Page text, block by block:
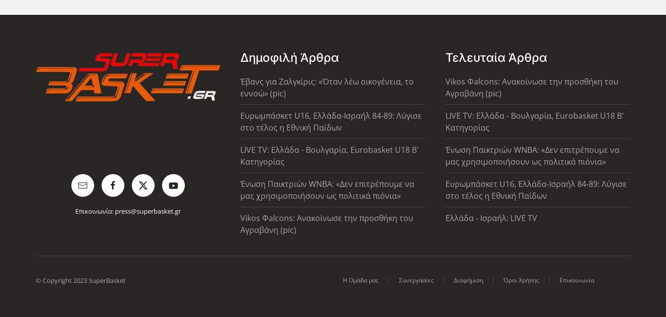
Επικοινωνία: press@superbasket.gr
Δημοφιλή Άρθρα
Έβανς για Ζαλγκίρις: «Όταν λέω οικογένεια, το
εννοώ» (pic)
Ευρωμπάσκετ U16, Ελλάδα-Ισραήλ 84-89: Λύγισε
στο τέλος η Εθνική Παίδων
LIVE TV: Ελλάδα - Βουλγαρία, Eurobasket U18 Β'
Κατηγορίας
Ένωση Παικτριών WNBA: «Δεν επιτρέπουμε να
μας χρησιμοποιήσουν ως πολιτικά πιόνια»
Vikos Φalcons: Ανακοίνωσε την προσθήκη του
Αγραβάνη (pic)
Τελευταία Άρθρα
Vikos Φalcons: Ανακοίνωσε την προσθήκη του
Αγραβάνη (pic)
LIVE TV: Ελλάδα - Βουλγαρία, Eurobasket U18 Β'
Κατηγορίας
Ένωση Παικτριών WNBA: «Δεν επιτρέπουμε να
μας χρησιμοποιήσουν ως πολιτικά πιόνια»
Ευρωμπάσκετ U16, Ελλάδα-Ισραήλ 84-89: Λύγισε
στο τέλος η Εθνική Παίδων
Ελλάδα - Ισραήλ: LIVE TV
© Copyright 2023 SuperBasket Η Ομάδα μας Συνεργασίες Διαφήμιση Όροι Χρήσης Επικοινωνία